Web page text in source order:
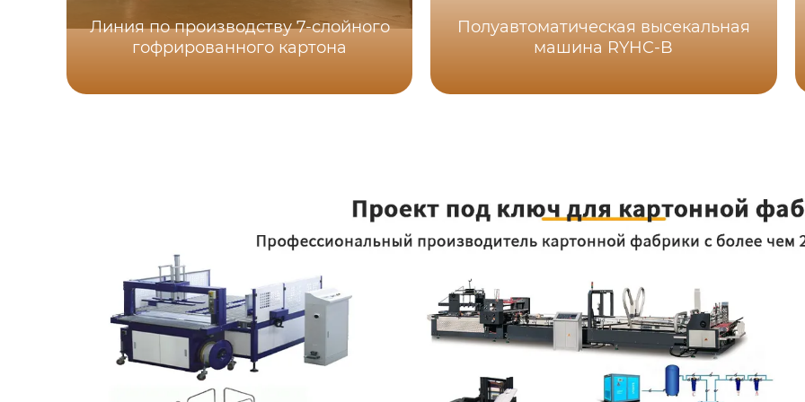
Линия по производству 7-слойного
гофрированного картона
Полуавтоматическая высекальная
машина RYHC-B